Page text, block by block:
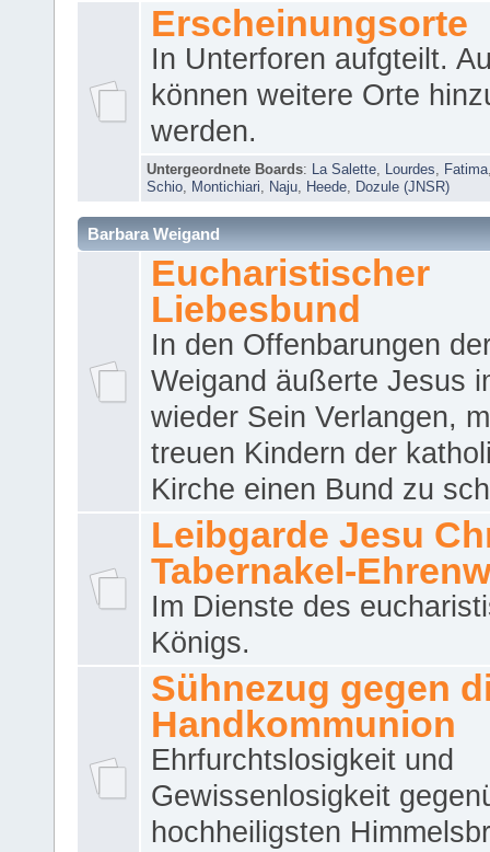
Erscheinungsorte
In Unterforen aufgteilt.
können weitere Orte
werden.
Untergeordnete Boards: La Salette Lourdes Fatima
Schio
Montichiari Naju Heede Dozule (JNSR)
Barbara Weigand
Eucharistischer
Liebesbund
In den Offenbarungen
Weigand äußerte Jesus
wieder Sein Verlangen,
treuen Kindern der
Kirche einen Bund zu
Leibgarde Jesu
Tabernakel-
Im Dienste des
Königs.
Sühnezug gegen
Handkommunion
Ehrfurchtslosigkeit und
Gewissenlosigkeit
hochheiligsten